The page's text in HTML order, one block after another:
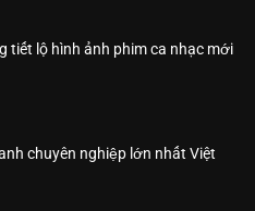
tiết lộ hình ảnh phim ca nhạc mới
chuyên nghiệp lớn nhất Việt